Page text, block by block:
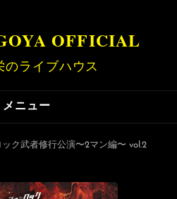
OFFICIAL
のライブハウス
メニュー
ック武者修行公演〜2マン編〜 vol.2